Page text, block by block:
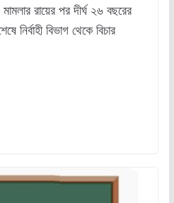
রায়ের পর দীর্ঘ ২৬ বছরের
নির্বাহী বিভাগ থেকে বিচার